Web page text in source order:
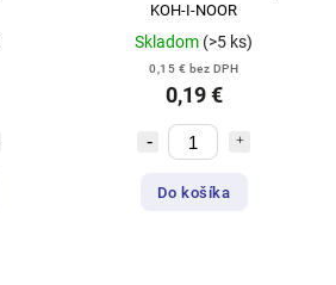
KOH-I-NOOR
Skladom (>5 ks)
0,15 € bez DPH
0,19 €
Do košíka